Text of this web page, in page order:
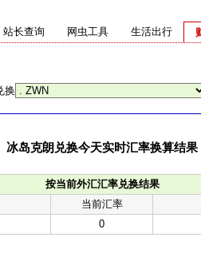
站长查询 网虫工具 生活出行
换
冰岛克朗兑换今天实时汇率换算结果
按当前外汇汇率兑换结果
当前汇率
0